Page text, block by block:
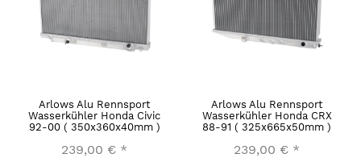
Arlows Alu Rennsport
Wasserkühler Honda Civic
92-00 ( 350x360x40mm )
239,00 € *
Arlows Alu Rennsport
Wasserkühler Honda CRX
88-91 ( 325x665x50mm )
239,00 € *